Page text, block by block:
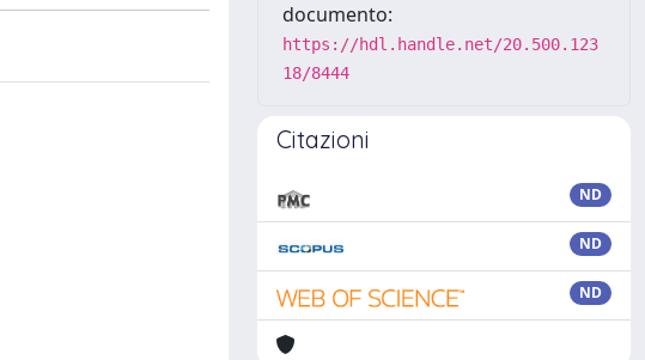
documento:
https://hdl.handle.net/20.500.123
18/8444
Citazioni
ND
ND
ND